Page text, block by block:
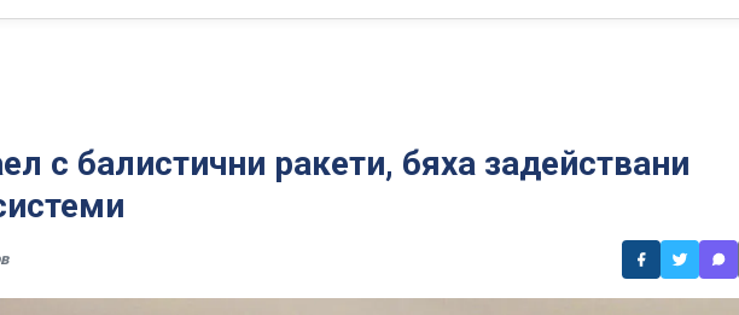
с балистични ракети, бяха задействани